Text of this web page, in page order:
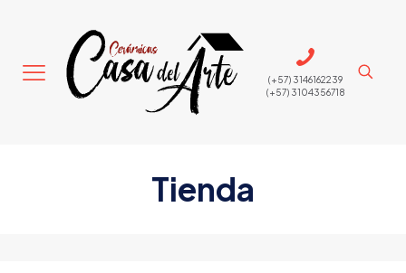
(+57) 3146162239
(+57) 3104356718
Tienda